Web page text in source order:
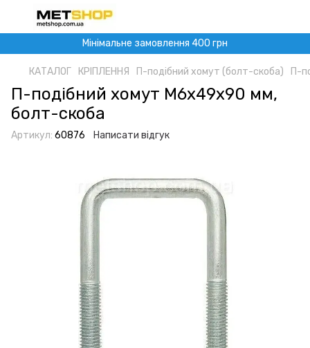
Мінімальне замовлення 400 грн
КАТАЛОГ КРІПЛЕННЯ П-подібний хомут (болт-скоба) П-
П-подібний хомут M6x49x90 мм,
болт-скоба
Артикул: 60876 Написати відгук